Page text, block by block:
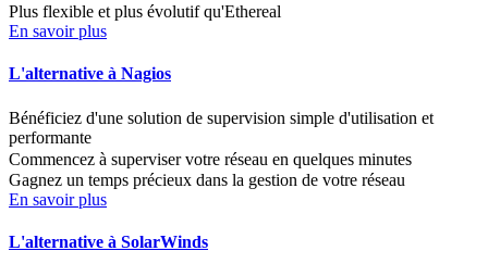
Plus flexible et plus évolutif qu'Ethereal
En savoir plus
L'alternative à Nagios
Bénéficiez d'une solution de supervision simple d'utilisation et
performante
Commencez à superviser votre réseau en quelques minutes
Gagnez un temps précieux dans la gestion de votre réseau
En savoir plus
L'alternative à SolarWinds